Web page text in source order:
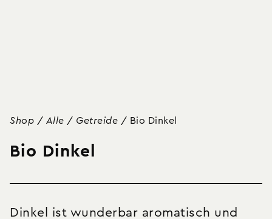
Shop / Alle / Getreide / Bio Dinkel
Bio Dinkel
Dinkel ist wunderbar aromatisch und